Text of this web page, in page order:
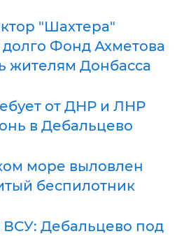
"Шахтера"
долго Фонд Ахметова
жителям Донбасса
от ДНР и ЛНР
в Дебальцево
море выловлен
беспилотник
ВСУ: Дебальцево под